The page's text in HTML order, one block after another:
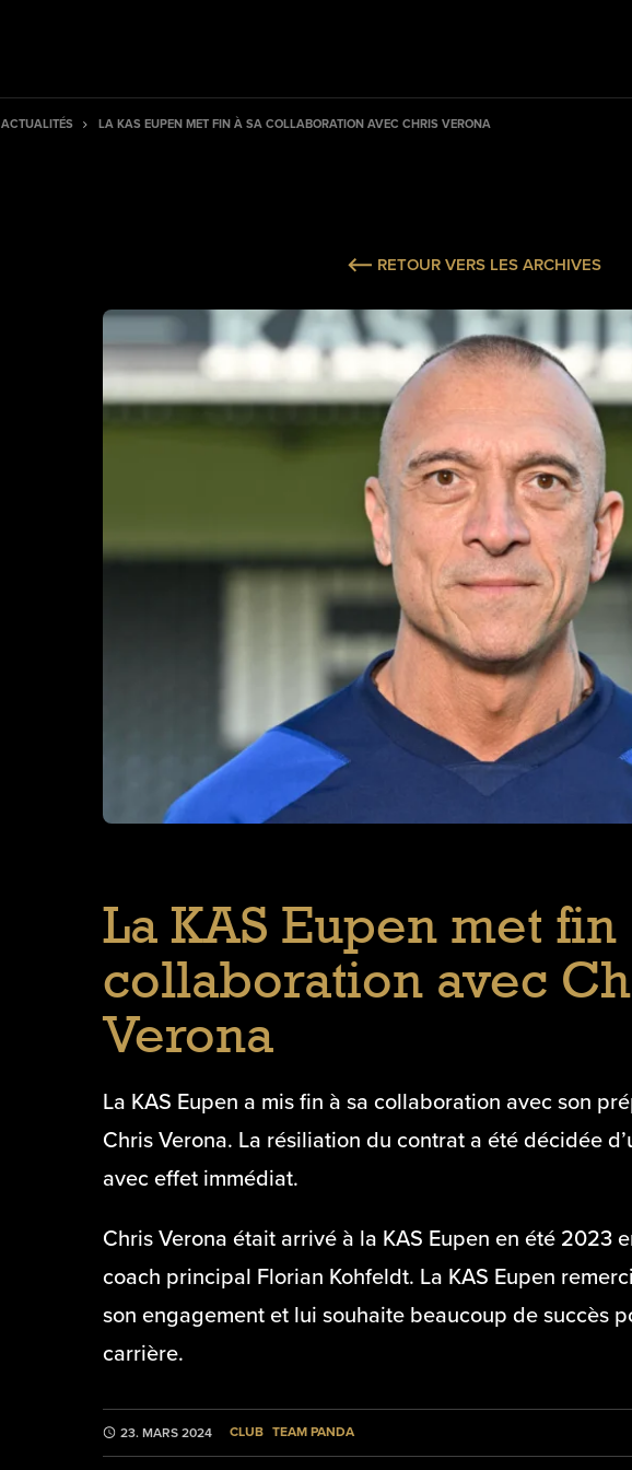
ACTUALITÉS LA KAS EUPEN MET FIN À SA COLLABORATION AVEC CHRIS VERONA
RETOUR VERS LES ARCHIVES
La KAS Eupen met fin
collaboration avec
Verona
La KAS Eupen a mis fin à sa collaboration avec son
Chris Verona. La résiliation du contrat a été décidée
avec effet immédiat.
Chris Verona était arrivé à la KAS Eupen en été 2023
coach principal Florian Kohfeldt. La KAS Eupen
son engagement et lui souhaite beaucoup de succès
carrière.
23. MARS 2024 CLUB TEAM PANDA